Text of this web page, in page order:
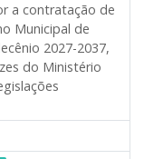
a contratação de
Municipal de
2027-2037,
do Ministério